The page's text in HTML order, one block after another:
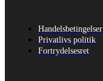
Handelsbetingelser
Privatlivs politik
Fortrydelsesret